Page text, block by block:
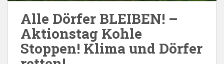
Alle Dörfer BLEIBEN! –
Aktionstag Kohle
Stoppen! Klima und Dörfer